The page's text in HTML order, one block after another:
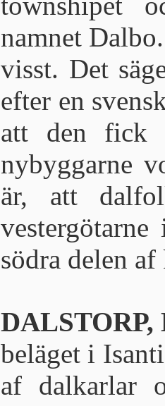
namnet
visst. Det
efter en
att den fick
nybyggarne
är, att
södra delen
beläget i
af dalkarlar